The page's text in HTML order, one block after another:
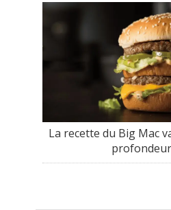
La recette du Big Mac
profondeur